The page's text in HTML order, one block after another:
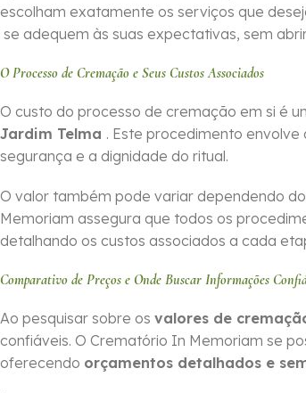
escolham exatamente os serviços que
se adequem às suas expectativas, sem
O Processo de Cremação e Seus Custos Associados
O custo do processo de cremação em si é
Jardim Telma . Este procedimento
segurança e a dignidade do ritual.
O valor também pode variar dependendo
Memoriam assegura que todos os
detalhando os custos associados a cada
Comparativo de Preços e Onde Buscar Informações
Ao pesquisar sobre os valores de
confiáveis. O Crematório In Memoriam se
oferecendo orçamentos detalhados e